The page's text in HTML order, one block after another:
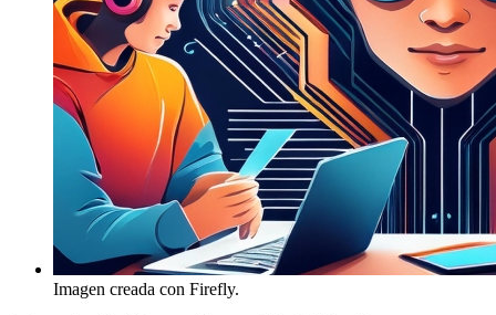
Imagen creada con Firefly.